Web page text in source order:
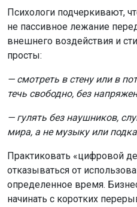
Психологи подчеркивают,
не пассивное лежание
внешнего воздействия и
просты:
— смотреть в стену или в
течь свободно, без
— гулять без наушников,
мира, а не музыку или
Практиковать «цифровой
отказываться от
определенное время.
начинать с коротких